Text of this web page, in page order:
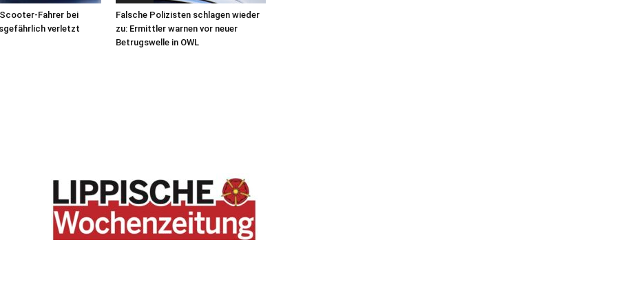
Fahrer bei
verletzt
Falsche Polizisten schlagen wieder
zu: Ermittler warnen vor neuer
Betrugswelle in OWL